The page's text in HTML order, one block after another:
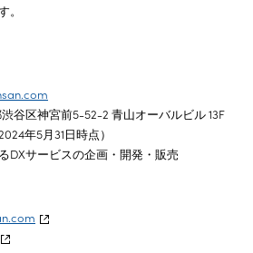
谷区神宮前5-52-2 青山オーバルビル 13F
年5月31日時点）
DXサービスの企画・開発・販売